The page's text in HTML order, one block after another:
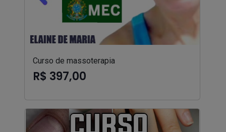
Curso de massoterapia
R$ 397,00